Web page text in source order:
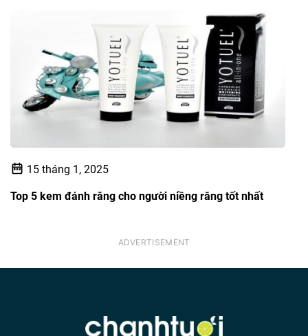
15 tháng 1, 2025
Top 5 kem đánh răng cho người niềng răng tốt nhất